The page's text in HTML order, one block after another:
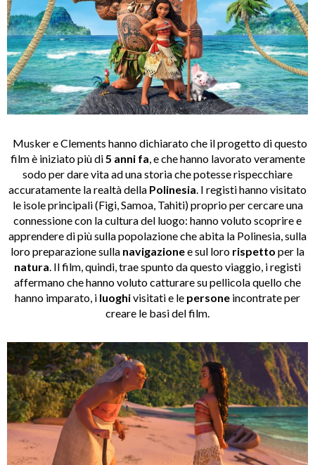
Musker e Clements hanno dichiarato che il progetto di questo
film è iniziato più di5 anni fa, e che hanno lavorato veramente
sodo per dare vita ad una storia che potesse rispecchiare
accuratamente la realtà della Polinesia. I registi hanno visitato
le isole principali (Figi, Samoa, Tahiti) proprio per cercare una
connessione con la cultura del luogo: hanno voluto scoprire e
apprendere di più sulla popolazione che abita la Polinesia, sulla
loro preparazione sulla navigazionee sul loro rispetto per la
natura. Il film, quindi, trae spunto da questo viaggio, i registi
affermano che hanno voluto catturare su pellicola quello che
hanno imparato, i luoghivisitati e le persone incontrate per
creare le basi del film.